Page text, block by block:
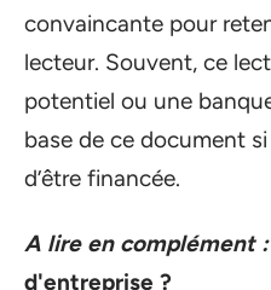
convaincante pour
lecteur. Souvent, ce
potentiel ou une
base de ce document
d’être financée.
A lire en complément :
d'entreprise ?